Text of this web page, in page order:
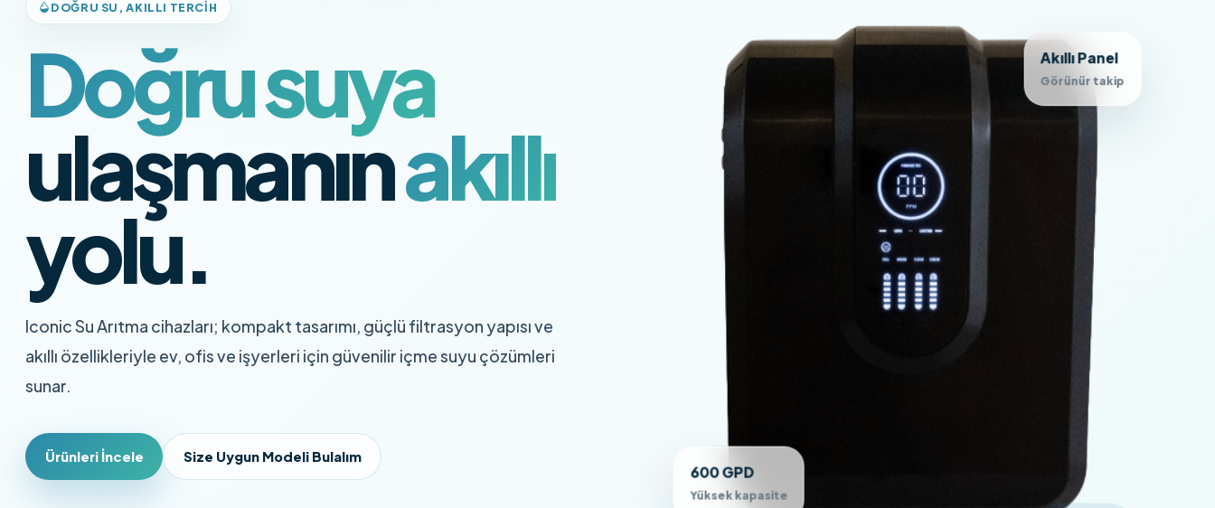
DOĞRU SU, AKILLI TERCIH
Doğru suya
ulaşmanınakıllı
yolu.
Iconic Su Arıtma cihazları; kompakt tasarımı, güçlü filtrasyon yapısı ve
akıllı özellikleriyle ev, ofis ve işyerleri için güvenilir içme suyu çözümleri
sunar.
Ürünleri İncele Size Uygun Modeli Bulalım
600 GPD
Yüksek kapasite
Akıllı Panel
Görünür takip